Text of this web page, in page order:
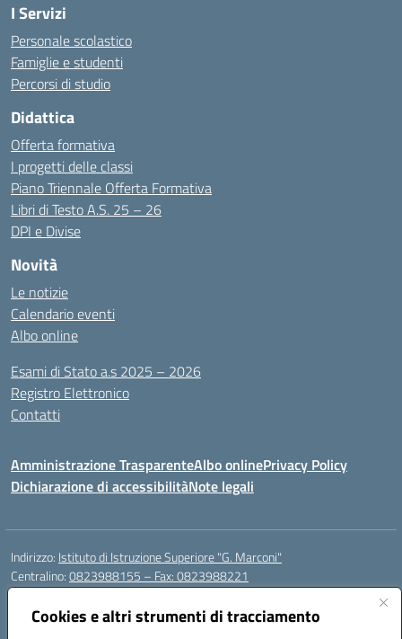
Cookies e altri strumenti di tracciamento
I Servizi
Personale scolastico
Famiglie e studenti
Percorsi di studio
Didattica
Offerta formativa
I progetti delle classi
Piano Triennale Offerta Formativa
Libri di Testo A.S. 25 – 26
DPI e Divise
Novità
Le notizie
Calendario eventi
Albo online
Esami di Stato a.s 2025 – 2026
Registro Elettronico
Contatti
Amministrazione TrasparenteAlbo onlinePrivacy Policy
Dichiarazione di accessibilitàNote legali
Indirizzo: Istituto di Istruzione Superiore "G. Marconi"
Centralino:0823988155 – Fax: 0823988221
Email:
Posta elettronica certificata (PEC):ceis006006@pec.istruzione.it